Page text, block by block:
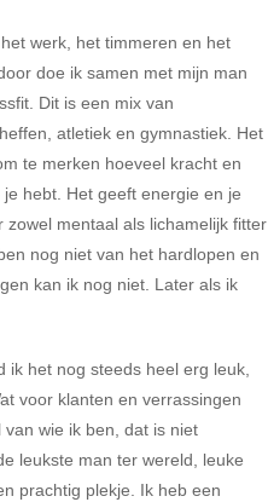
werk, het timmeren en het
doe ik samen met mijn man
Dit is een mix van
atletiek en gymnastiek. Het
te merken hoeveel kracht en
je hebt. Het geeft energie en je
zowel mentaal als lichamelijk fitter
nog niet van het hardlopen en
kan ik nog niet. Later als ik
ik het nog steeds heel erg leuk,
voor klanten en verrassingen
wie ik ben, dat is niet
leukste man ter wereld, leuke
prachtig plekje. Ik heb een